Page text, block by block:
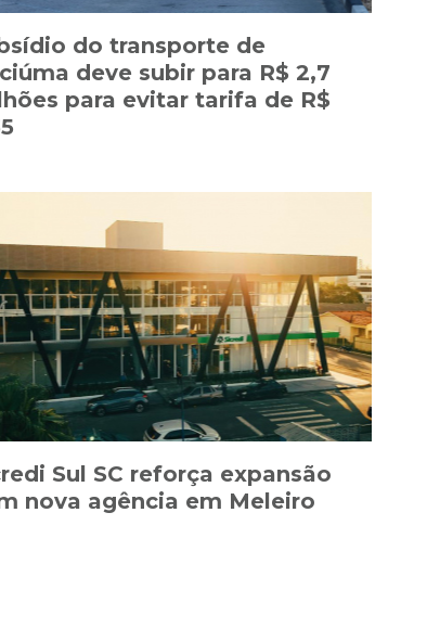
do transporte de
deve subir para R$ 2,7
para evitar tarifa de R$
Sul SC reforça expansão
nova agência em Meleiro